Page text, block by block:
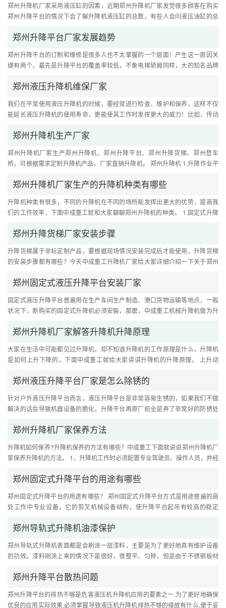
郑州升降机厂家采用液压缸的因素，近期郑州升降机厂家发觉很多顾客在购买
郑州升降平台的情况下会了解升降机液压缸的总数，有些人会问液压油缸的总
郑州升降平台厂家发展趋势
郑州升降平台的订制和维修是很多人也不太掌握的一个层面！产生这一原因关
键有两个，最先是升降平台的覆盖率较低，不象电梯轿厢同样，大的知名品牌
郑州液压升降机维保厂家
我们在平常使用液压升降机的时候，要经常进行检查、维护和保养，这样不仅
能延长液压升降机的使用寿命，更能使其工作时发挥更大的威力！比如，传动
郑州升降机生产厂家
郑州升降机厂家生产郑州升降机、郑州升降平台、郑州升降货梯、郑州登车
桥，可根据需求定制升降机产品，厂家直销升降机。 郑州升降机 1.升降作业平
郑州升降机厂家生产的升降机种类有哪些
升降机种类有很多，不同的升降机在不同的场所能发挥出更大的优势，提高我
们的工作效率，下面中成重工就和大家聊聊郑州升降机的种类。 1.固定式升降
郑州升降货梯厂家安装步骤
升降货梯属于非标定制产品，要根据现场情况安装完成后才能使用，升降货梯
的安装步骤都有哪些？今天中成重工升降机厂家给大家详细介绍一下关于郑州
郑州固定式液压升降平台安装厂家
固定式液压升降平台普遍用在生产车间生产制造、港口货物运输等地点，一般
状况下，新购买的固定式升降机必须安裝，那麼，中成重工机械升降机做为升
郑州升降机厂家解答升降机升降原理
大家在生活中可能都见过升降机，却不知道升降机的工作原理是什么，升降机
是如何上升下降的，下面中成重工就给大家讲讲升降机的升降原理。 上升动
郑州液压升降平台厂家是怎么除锈的
针对户外液压升降平台而言，液压升降平台是非常容易生锈的，如果我们不做
解决的话会导致机器设备的脆化，升降平台再原厂前全是弄了非常好的防锈处
郑州升降机厂家保养方法
升降机如何保养?升降机保养的方法有哪些？中成重工下面就说说郑州升降机厂
家保养升降机的方法。 1、升降机工作时必须配置专业驾驶员、操作人员，并经
郑州固定式升降平台的用途有哪些
郑州固定式升降平台的用途有哪些？ 郑州固定式升降平台方式是用途普遍的高
处工作中专业设备。它的剪叉机械设备结构，使升降平台起吊有较高的稳定
郑州导轨式升降机油漆保护
郑州导轨式升降机表面都是会刷涂一层漆料，主要是为了更好地具有维护设备
的功效。漆料刚涂上来的情况下是很好，很整平、匀称，但是由于不锈钢板材
郑州升降平台散热问题
郑州升降平台的排热不够是危害液压机升降机应用的要素之一,为了更好地确保
优良的应用实际效果,必须掌握导致液压机升降机排热不够的缘故有什么,便于妥